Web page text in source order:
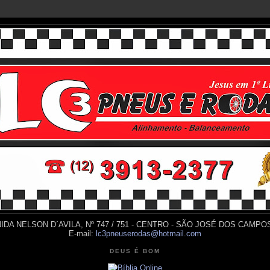
NELSON D´AVILA, Nº 747 / 751 - CENTRO - SÃO JOSÉ DOS
E-mail: lc3pneuserodas@hotmail.com
DEUS É BOM